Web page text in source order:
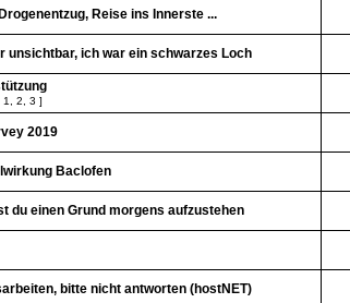
Reise ins Innerste ...
unsichtbar, ich war ein schwarzes Loch
1 2 3 ]
2019
Baclofen
du einen Grund morgens aufzustehen
bitte nicht antworten (hostNET)